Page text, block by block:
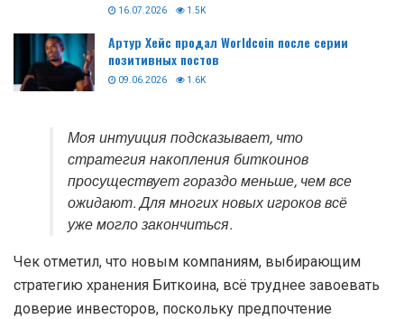
16.07.2026 1.5K
Артур Хейс продал Worldcoin после серии
позитивных постов
09.06.2026 1.6K
Моя интуиция подсказывает, что
стратегия накопления биткоинов
просуществует гораздо меньше, чем все
ожидают. Для многих новых игроков всё
уже могло закончиться.
Чек отметил, что новым компаниям, выбирающим
стратегию хранения Биткоина, всё труднее завоевать
доверие инвесторов, поскольку предпочтение